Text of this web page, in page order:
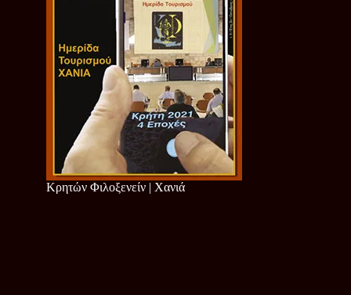
Κρητών Φιλοξενείν | Χανιά